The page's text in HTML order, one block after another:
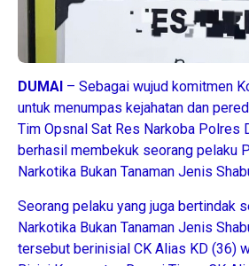
DUMAI – Sebagai wujud komitmen
untuk menumpas kejahatan dan
Tim Opsnal Sat Res Narkoba Polres
berhasil membekuk seorang pelaku
Narkotika Bukan Tanaman Jenis
Seorang pelaku yang juga bertindak
Narkotika Bukan Tanaman Jenis
tersebut berinisial CK Alias KD (36)